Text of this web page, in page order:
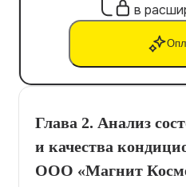
в
Глава 2. Анализ
и качества
ООО «Магнит